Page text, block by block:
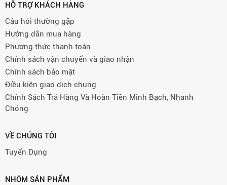
HỖ TRỢ KHÁCH HÀNG
Câu hỏi thường gặp
Hướng dẫn mua hàng
Phương thức thanh toán
Chính sách vận chuyển và giao nhận
Chính sách bảo mật
Điều kiện giao dịch chung
Chính Sách Trả Hàng Và Hoàn Tiền Minh Bạch, Nhanh
Chóng
VỀ CHÚNG TÔI
Tuyển Dụng
NHÓM SẢN PHẨM